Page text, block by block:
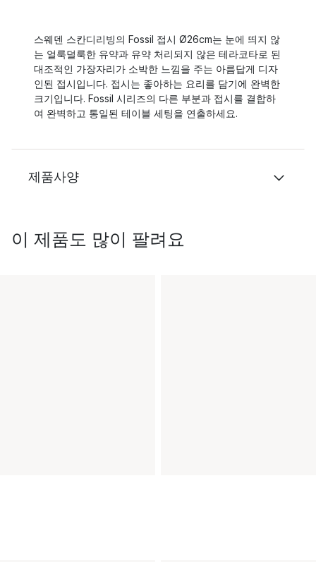
스웨덴 스칸디리빙의 Fossil 접시 Ø26cm는 눈에 띄지 않
는 얼룩덜룩한 유약과 유약 처리되지 않은 테라코타로 된
대조적인 가장자리가 소박한 느낌을 주는 아름답게 디자
인된 접시입니다. 접시는 좋아하는 요리를 담기에 완벽한
크기입니다. Fossil 시리즈의 다른 부분과 접시를 결합하
여 완벽하고 통일된 테이블 세팅을 연출하세요.
제품사양
이 제품도 많이 팔려요